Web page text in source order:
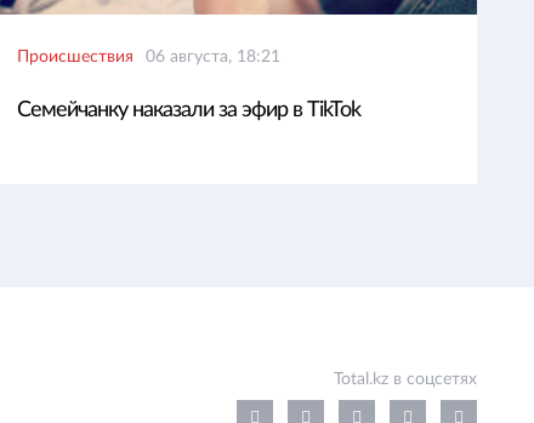
Происшествия 06 августа, 18:21
Семейчанку наказали за эфир в TikTok
Total.kz в соцсетях